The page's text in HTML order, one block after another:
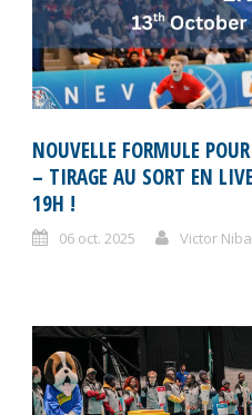
NOUVELLE FORMULE
– TIRAGE AU SORT EN
19H !
06 oct. 2025 Victor